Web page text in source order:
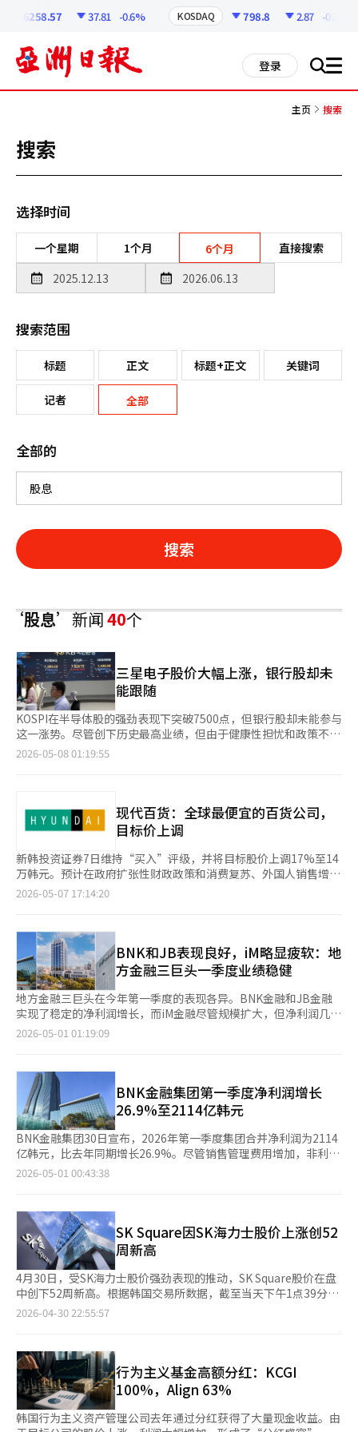
6258.57 37.81 -0.6% KOSDAQ 798.8 2.87 -0.36%
登录 搜 all
主页 搜索
搜索
选择时间
一个星期 1个月 6个月 直接搜索
搜索范围
标题 正文 标题+正文 关键词
记者 全部
全部的
搜索
‘股息’新闻40个
三星电子股价大幅上涨，银行股却未
能跟随
KOSPI在半导体股的强劲表现下突破7500点，但银行股却未能参与
这一涨势。尽管创下历史最高业绩，但由于健康性担忧和政策不确
定性，银行股的上涨动力受到限制。 根据韩国交易所的数据，7日
的买入，半导体股主导了KOSPI的整体上涨。 相比之下，银行股在
这一轮上涨中显得格格不入。尽管KOSPI年初以来上涨73.7%，但
KRX银行指数仅上涨25.1%。主要金融控股公司的股价涨幅也有
限，KB金融从123300韩元涨至161200韩元，涨幅为30.7%；新韩
金融从76600韩元涨至98900韩元，涨幅为29.1%。这远低于
KOSPI的整体涨幅。 考虑到银行近期的业绩，涨幅受限的评价逐渐
增多。四大金融控股公司（KB、新韩、 하나、우리）在2023年第
史新高，超出市场预期。 投资者情绪未能改善，部分原因是银行
的股东回报政策已反映在股价中。尽管金融控股公司持续进行自购
和增发股息，但市场关注已转向AI和半导体等高增长行业，导致相
对吸引力减弱。 此外，逾期率上升和坏账成本增加等健康性担忧
加剧，家庭贷款管理政策也对银行盈利能力构成压力。最近，李在
明总统和金勇范青瓦台政策室长对现行信用评级体系和利率结构提
出质疑，也被解读为抑制投资者情绪的因素。 不过，证券界认为
银行股的基本面依然稳健。考虑到市场利率走势和贷款监管的影
被冷落，但若主导股集中度减轻，低估值吸引力将重新显现。 崔
正旭 하나证券研究员表示：“如果利率相关的担忧加剧，银行股的
防御性吸引力可能会再次显现。”他预计本月银行股将超越市场表
现。※ 本报道经人工智能（AI）系统翻译与编辑。
2026-05-08 01:19:55
现代百货：全球最便宜的百货公司，
目标价上调
新韩投资证券7日维持“买入”评级，并将目标股价上调17%至14
万韩元。预计在政府扩张性财政政策和消费复苏、外国人销售增加
的推动下，百货业态将继续改善。 新韩投资证券研究员赵尚勋表
选股”。 现代百货第一季度合并销售额为9501亿韩元，同比下降
13.5%，营业利润为988亿韩元，下降12.1%，符合市场预期。尽
管Zinus表现不佳，但百货和免税店等主营业务在很大程度上抵消
了这一影响。若不计去年第一季度Zinus的一次性收益（反倾销税
准备金返还167亿韩元），营业利润反而增长了3%。 百货部门保
持稳健增长，总销售增长率为10%，4至5月合计增长率达到
15%。包括The Hyundai在内的大型店铺和外国人销售增长推动了
业绩。外国人销售同比增长22%，占比扩大至6.1%。 赵研究员指
说，“由于成本效率和销售增长带来的杠杆效应，百货营业利润连
续三个季度增长”。 新韩投资证券还对估值吸引力和积极的股东
回报政策给予了积极评价。赵研究员表示，“尽管近期股价大幅上
涨，现代百货2026年预期市盈率（PER）仍为9倍，较竞争对手折
价30%以上”。 他补充道，“股息支付总额将从2024年的306亿
韩元增加到2025年的464亿韩元，2027年将超过500亿韩元”，并
表示“已完成4.7%的自有股份注销，今年新购入的1.1%自有股份
也将在年内注销”。※ 本报道经人工智能（AI）系统翻译与编辑。
2026-05-07 17:14:20
BNK和JB表现良好，iM略显疲软：地
方金融三巨头一季度业绩稳健
地方金融三巨头在今年第一季度的表现各异。BNK金融和JB金融
实现了稳定的净利润增长，而iM金融尽管规模扩大，但净利润几乎
持平。根据金融界消息，BNK金融、JB金融和iM金融三家公司的
分别实现净利润1661亿韩元和1545亿韩元，分别同比增长2.1%和
0.1%。三家公司的一季度业绩主要由非银行部门推动。尽管银行
核心子公司表现不佳，但以资本为中心的非银行利润比例扩大，推
动了整体增长。BNK金融的银行部门净利润为1756亿韩元，同比
增长206亿韩元。BNK釜山银行增加225亿韩元，而BNK庆南银行
减少19亿韩元。非银行部门净利润为596亿韩元，同比增长253亿
韩元，资本、投资证券、储蓄银行和资产管理等子公司均实现盈
利。JB金融的非银行子公司也弥补了银行子公司的不足。全北银
下降22.5%和8.7%。而JB我们资本的净利润为727亿韩元，同比
增长24.3%，推动了集团业绩。柬埔寨金边商业银行的净利润为
124亿韩元，同比增长21%。iM金融的非银行部门也支撑了业绩。
iM银行的净利润为1206亿韩元，同比下降3.6%。而iM生活和iM资
本的净利润分别为165亿韩元和193亿韩元，分别增长63.4%和
31.3%。非银行子公司在集团利润中的比例从去年第一季度的
30.3%上升到今年的34%。此外，地方金融三巨头在一季度业绩发
布会上也提出了股东回报政策方向和执行计划。BNK金融当天召开
25%。同时，计划在上半年回购并注销价值600亿韩元的自有股
票。JB金融在23日的董事会上决定每股派发311韩元的季度股息，
约为去年第一季度的两倍，并计划将股东回报率提高到50%。iM
金融计划到2027年回购并注销1500亿韩元的自有股票。今年2月，
iM金融已宣布回购并注销价值400亿韩元的自有股票计划。此外，
为了建立股东回报基础，计划到2027年实现股本回报率（ROE）
2026-05-01 01:19:09
BNK金融集团第一季度净利润增长
26.9%至2114亿韩元
BNK金融集团30日宣布，2026年第一季度集团合并净利润为2114
亿韩元，比去年同期增长26.9%。尽管销售管理费用增加，非利息
收入减少，但利息收入保持稳定，坏账费用减少，推动了业绩改
银行部门整体业绩改善，净利润增加253亿韩元至596亿韩元。
BNK资本增加107亿韩元，BNK资产管理增加75亿韩元，非银行子
公司的利润贡献度提高。然而，资产质量指标有所恶化。集团不良
贷款率为1.57%，逾期率为1.42%，分别比上季度上升15个基点和
28个基点。这被认为是由于经济放缓导致不良贷款增加。集团资本
充足率指标普通股资本比率为12.30%，比去年上升5个基点。此
外，BNK金融当天董事会决定每股派发150韩元的季度现金股息，
比去年增加25%。同时，上半年将进行600亿韩元的自有股票回购
足高股息企业条件的同时，通过稳定扩大现金股息和增加自有股票
回购和注销比例，提升股东价值。”※ 本报道经人工智能（AI）系
统翻译与编辑。
2026-05-01 00:43:38
SK Square因SK海力士股价上涨创52
周新高
4月30日，受SK海力士股价强劲表现的推动，SK Square股价在盘
中创下52周新高。根据韩国交易所数据，截至当天下午1点39分，
SK Square股价较前一交易日上涨1.81%，达到84.5万韩元，盘中
份，是其最大股东，专注于信息通信技术、人工智能和半导体投
资。证券界对其前景持乐观态度。NH投资证券在报告中将SK
Square的目标股价从74万韩元上调至110万韩元，维持“买入”评
级。NH投资证券研究员安在民表示，SK海力士在半导体行业的良
好表现推动了其股价的快速上涨，SK Square的企业价值也随之上
2026-04-30 22:55:57
行为主义基金高额分红：KCGI
100%，Align 63%
韩国行为主义资产管理公司去年通过分红获得了大量现金收益。由